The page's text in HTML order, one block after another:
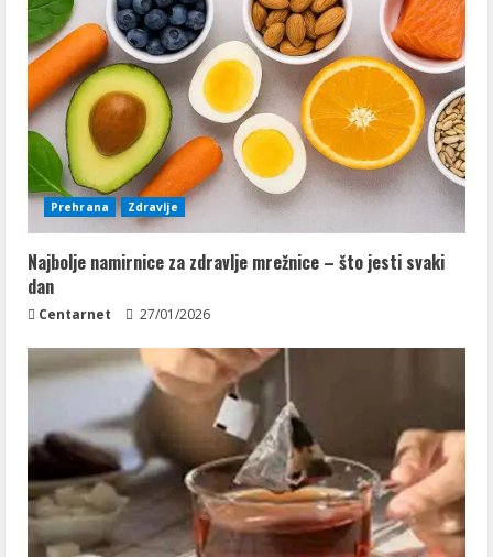
Prehrana Zdravlje
Najbolje namirnice za zdravlje mrežnice – što jesti svaki
dan
Centarnet 27/01/2026